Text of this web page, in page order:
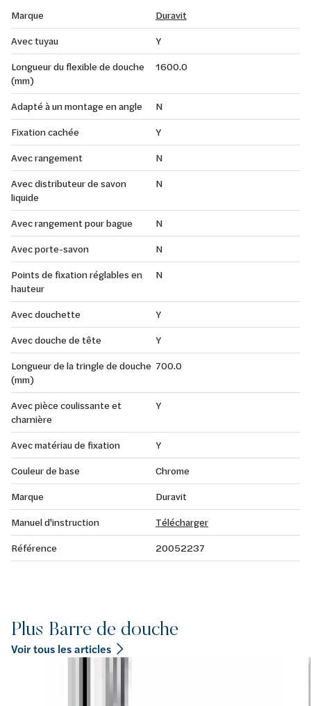
Marque
Duravit
Avec tuyau
Y
Longueur du flexible de douche
(mm)
1600.0
Adapté à un montage en angle
N
Fixation cachée
Y
Avec rangement
N
Avec distributeur de savon
liquide
N
Avec rangement pour bague
N
Avec porte-savon
N
Points de fixation réglables en
hauteur
N
Avec douchette
Y
Avec douche de tête
Y
Longueur de la tringle de douche
(mm)
700.0
Avec pièce coulissante et
charnière
Y
Avec matériau de fixation
Y
Couleur de base
Chrome
Marque
Duravit
Manuel d'instruction
Télécharger
Référence
20052237
Plus Barre de douche
Voir tous les articles